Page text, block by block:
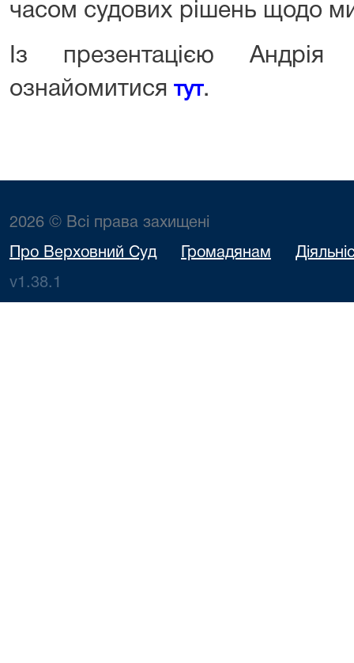
часом судових рішень щодо
Із презентацією
ознайомитися тут.
2026 © Всі права захищені
Про Верховний Суд Громадянам
v1.38.1